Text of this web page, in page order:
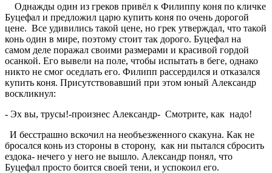
Однажды один из греков привёл к Филиппу коня по кличке
Буцефал и предложил царю купить коня по очень дорогой
цене. Все удивились такой цене, но грек утверждал, что такой
конь один в мире, поэтому стоит так дорого. Буцефал на
самом деле поражал своими размерами и красивой гордой
осанкой. Его вывели на поле, чтобы испытать в беге, однако
никто не смог оседлать его. Филипп рассердился и отказался
купить коня. Присутствовавший при этом юный Александр
воскликнул:
- Эх вы, трусы!-произнес Александр- Смотрите, как надо!
И бесстрашно вскочил на необъезженного скакуна. Как не
бросался конь из стороны в сторону, как ни пытался сбросить
ездока- нечего у него не вышло. Александр понял, что
Буцефал просто боится своей тени, и успокоил его.